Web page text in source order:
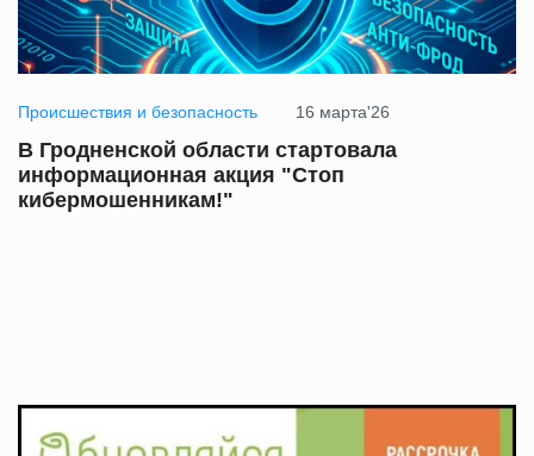
Происшествия и безопасность 16 марта'26
В Гродненской области стартовала
информационная акция "Стоп
кибермошенникам!"